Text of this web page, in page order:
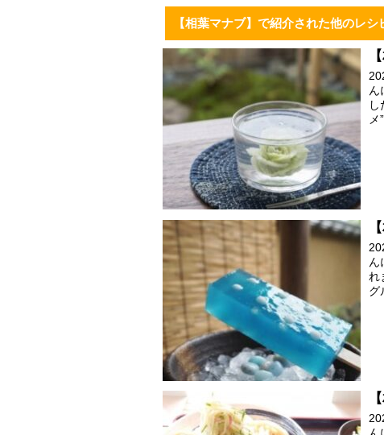
【相葉マナブ】で紹介された他のレシ
ん
メ”
ん
れ
グ